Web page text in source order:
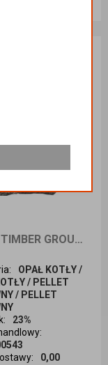
Pellet TIMBER GROUP 6mm 15kg odbiór osobisty
:
OPAŁ KOTŁY /
/ PELLET
/ PELLET
:
23%
:
: 0,00
sztuk